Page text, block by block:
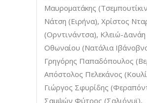
Μαυροματάκης
Νάτση (Ειρήνα), Χρίστος
(Ορντινάντσα), Κλειώ-Δανάη
Οθωναίου (Νατάλια
Γρηγόρης Παπαδόπουλος
Απόστολος Πελεκάνος
Γιώργος Σφυρίδης
Σαμψών Φύτρος (Σαλιόνυϊ),